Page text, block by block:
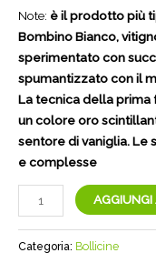
Note: è il prodotto più
Bombino Bianco,
sperimentato con
spumantizzato con il
La tecnica della prima
un colore oro
sentore di vaniglia. Le
e complesse
D'Araprì
Riserva
Categoria: Bollicine